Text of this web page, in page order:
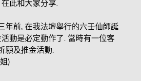
此和大家分享.
年前, 在我法壇舉行的六壬仙師誕
動是必定動作了. 當時有一位客
願及推金活動.
)